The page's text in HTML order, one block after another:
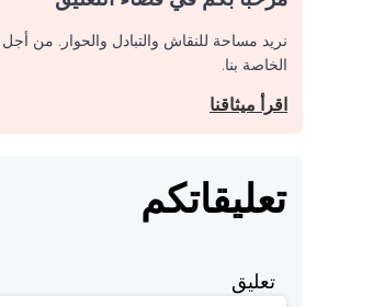
نريد مساحة للنقاش والتبادل والحوار. من
الخاصة بنا.
اقرأ ميثاقنا
تعليقاتكم
تعليق